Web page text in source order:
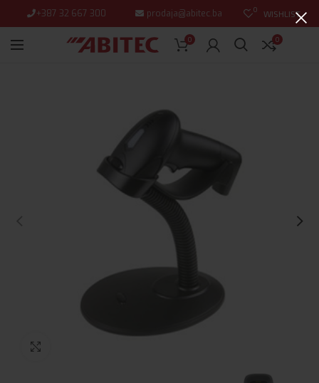
+387 32 667 300 prodaja@abitec.ba 0 WISHLIST
0 0